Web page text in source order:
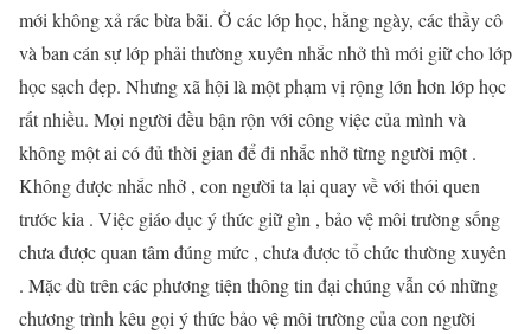
mới không xả rác bừa bãi. Ở các lớp học, hằng ngày, các thầy cô
và ban cán sự lớp phải thường xuyên nhắc nhở thì mới giữ cho lớp
học sạch đẹp. Nhưng xã hội là một phạm vị rộng lớn hơn lớp học
rất nhiều. Mọi người đều bận rộn với công việc của mình và
không một ai có đủ thời gian để đi nhắc nhở từng người một .
Không được nhắc nhở , con người ta lại quay về với thói quen
trước kia . Việc giáo dục ý thức giữ gìn , bảo vệ môi trường sống
chưa được quan tâm đúng mức , chưa được tổ chức thường xuyên
. Mặc dù trên các phương tiện thông tin đại chúng vẫn có những
chương trình kêu gọi ý thức bảo vệ môi trường của con người